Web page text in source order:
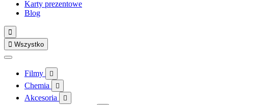
Karty prezentowe
Blog

 Wszystko
Filmy 
Chemia 
Akcesoria 